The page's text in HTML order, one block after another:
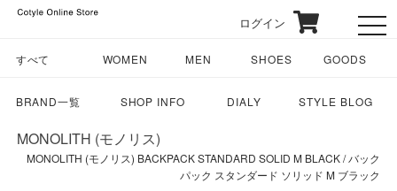
ログイン
すべて WOMEN MEN SHOES GOODS
BRAND一覧 SHOP INFO DIALY STYLE BLOG
MONOLITH (モノリス)
MONOLITH (モノリス) BACKPACK STANDARD SOLID M BLACK / バック
パック スタンダード ソリッド M ブラック